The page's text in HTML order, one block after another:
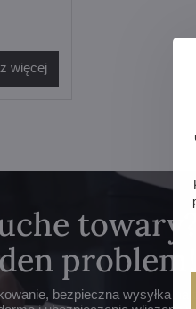
więcej
towary?
problem!
bezpieczna wysyłka na